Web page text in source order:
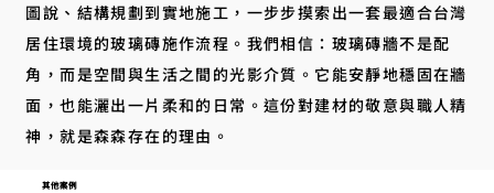
圖說、結構規劃到實地施工，一步步摸索出一套最適合台灣
居住環境的玻璃磚施作流程。我們相信：玻璃磚牆不是配
角，而是空間與生活之間的光影介質。它能安靜地穩固在牆
面，也能灑出一片柔和的日常。這份對建材的敬意與職人精
神，就是森森存在的理由。
其他案例